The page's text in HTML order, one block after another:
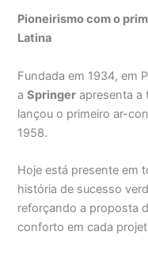
Pioneirismo com o
Latina
Fundada em 1934, em
aSpringer apresenta a
lançou o primeiro ar-
1958.
Hoje está presente em
história de sucesso
reforçando a proposta
conforto em cada